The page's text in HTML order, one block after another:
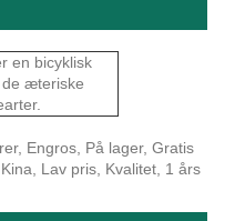
en bicyklisk
de æteriske
Engros, På lager, Gratis
Lav pris, Kvalitet, 1 års